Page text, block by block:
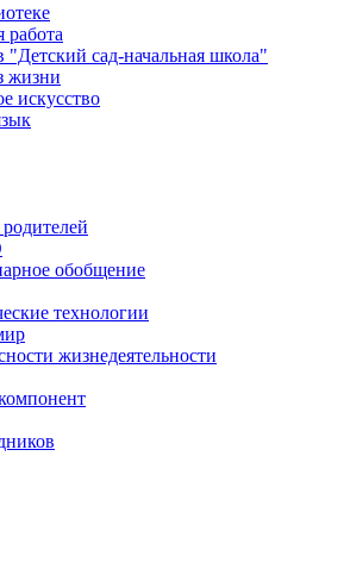
работа
"Детский сад-начальная школа"
жизни
искусство
обобщение
технологии
жизнедеятельности